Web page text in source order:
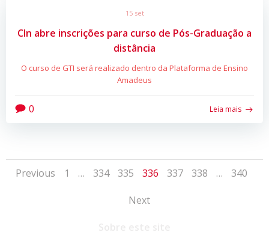
15 set
CIn abre inscrições para curso de Pós-Graduação a
distância
O curso de GTI será realizado dentro da Plataforma de Ensino
Amadeus
0 Leia mais
Posts
navigation
Previous
Posts
navigation
Page
1 … Page
334 Page
335 Page
336 Page
337 Page
338 … Page
340
Posts
Next